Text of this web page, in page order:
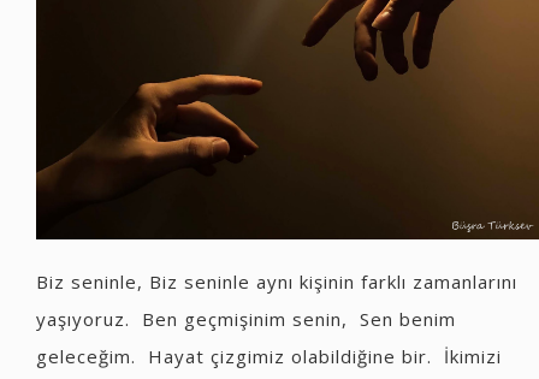
Biz seninle, Biz seninle aynı kişinin farklı zamanlarını
yaşıyoruz. Ben geçmişinim senin, Sen benim
geleceğim. Hayat çizgimiz olabildiğine bir. İkimizi